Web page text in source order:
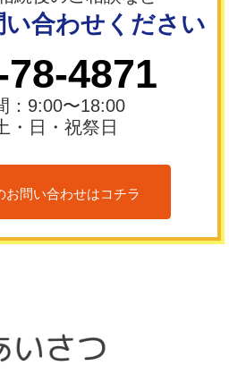
合わせください
4871
：9:00〜18:00
・日・祝祭日
お問い合わせはコチラ